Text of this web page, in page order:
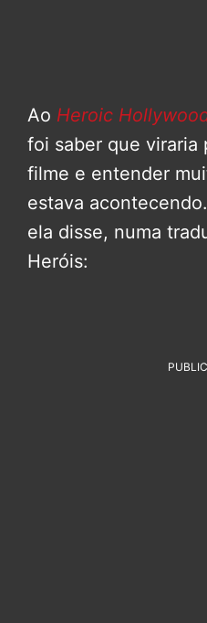
Ao Heroic
foi saber que viraria
filme e entender
estava
ela disse, numa
Heróis: